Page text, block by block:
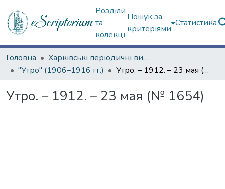
Розділи
та
колекції
Пошук за
критеріями
Статистика
Головна
Харківські періодичні видання
"Утро" (1906–1916 гг.)
Утро. – 1912. – 23 мая (№ 1654)
Утро. – 1912. – 23 мая (№ 1654)